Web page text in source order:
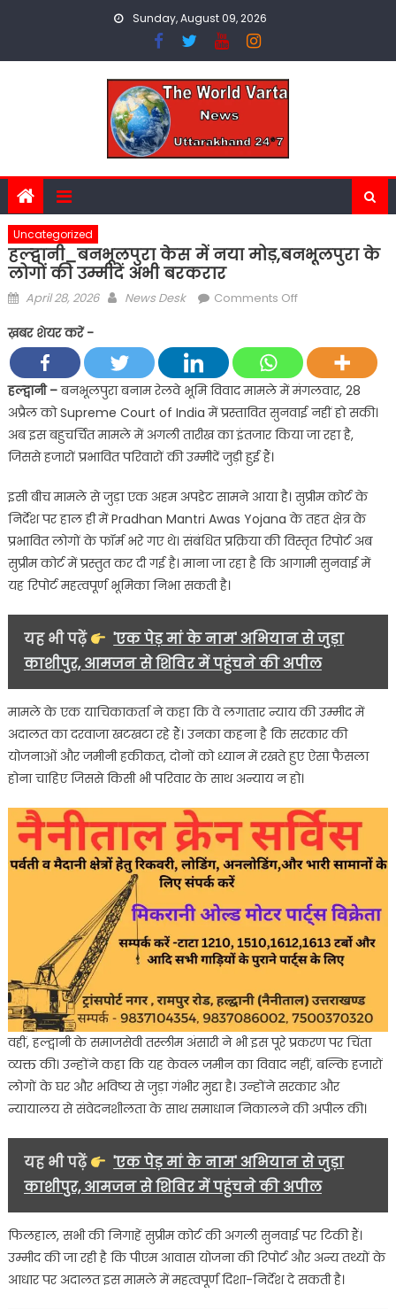
Sunday, August 09, 2026
Uncategorized
हल्द्वानी_बनभूलपुरा केस में नया मोड़,बनभूलपुरा के
लोगों की उम्मीदें अभी बरकरार
Posted
April 28, 2026 Author
News Desk Comments Offon
में
नया
मोड़,बनभूलपुरा
के
लोगों
अभी
बरकरार
ख़बर शेयर करें -
हल्द्वानी –बनभूलपुरा बनाम रेलवे भूमि विवाद मामले में मंगलवार, 28
अप्रैल कोSupreme Court of India में प्रस्तावित सुनवाई नहीं हो सकी।
अब इस बहुचर्चित मामले में अगली तारीख का इंतजार किया जा रहा है,
जिससे हजारों प्रभावित परिवारों की उम्मीदें जुड़ी हुई हैं।
इसी बीच मामले से जुड़ा एक अहम अपडेट सामने आया है। सुप्रीम कोर्ट के
निर्देश पर हाल ही मेंPradhan Mantri Awas Yojana के तहत क्षेत्र के
प्रभावित लोगों के फॉर्म भरे गए थे। संबंधित प्रक्रिया की विस्तृत रिपोर्ट अब
सुप्रीम कोर्ट में प्रस्तुत कर दी गई है। माना जा रहा है कि आगामी सुनवाई में
यह रिपोर्ट महत्वपूर्ण भूमिका निभा सकती है।
यह भी पढ़ें
'एक पेड़ मां के नाम' अभियान से जुड़ा
काशीपुर, आमजन से शिविर में पहुंचने की अपील
मामले के एक याचिकाकर्ता ने कहा कि वे लगातार न्याय की उम्मीद में
अदालत का दरवाजा खटखटा रहे हैं। उनका कहना है कि सरकार की
योजनाओं और जमीनी हकीकत, दोनों को ध्यान में रखते हुए ऐसा फैसला
होना चाहिए जिससे किसी भी परिवार के साथ अन्याय न हो।
वहीं, हल्द्वानी के समाजसेवी तस्लीम अंसारी ने भी इस पूरे प्रकरण पर चिंता
व्यक्त की। उन्होंने कहा कि यह केवल जमीन का विवाद नहीं, बल्कि हजारों
लोगों के घर और भविष्य से जुड़ा गंभीर मुद्दा है। उन्होंने सरकार और
न्यायालय से संवेदनशीलता के साथ समाधान निकालने की अपील की।
यह भी पढ़ें
'एक पेड़ मां के नाम' अभियान से जुड़ा
काशीपुर, आमजन से शिविर में पहुंचने की अपील
फिलहाल, सभी की निगाहें सुप्रीम कोर्ट की अगली सुनवाई पर टिकी हैं।
उम्मीद की जा रही है कि पीएम आवास योजना की रिपोर्ट और अन्य तथ्यों के
आधार पर अदालत इस मामले में महत्वपूर्ण दिशा-निर्देश दे सकती है।